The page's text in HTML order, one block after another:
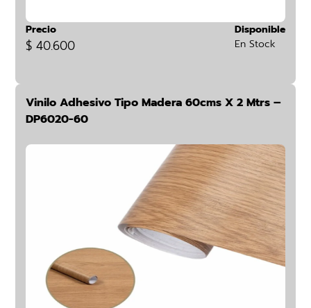
Precio
$ 40.600
Disponible
En Stock
Vinilo Adhesivo Tipo Madera 60cms X 2 Mtrs –
DP6020-60